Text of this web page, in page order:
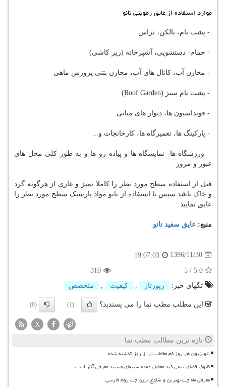
موارد استفاده از عایق رطوبتی نانو
- پشت بام، بالکن، تراس
- حمام- دستشویی، آشپزخانه (زیر کاشی)
- مخازن آب، کانال های آب، مخازن بتنی پرورش ماهی
- پشت بام سبز (Roof Garden)
- فونداسیون ها، دیوار های میانی
- پارکینگ ها، تعمیرگاه ها، کارخانجات و...
- ورزشگاه ها- نمایشگاه ها و پیاده رو ها و به طور کلی محل های
عبور و مرور
قبل از استفاده سطح مورد نظر را کاملا تمیز و عاری از هرگونه گرد
و خاک باشد سپس با استفاده از نانو مواد پارسیک سطح مورد نظر را
عایق نمایید.
منبع: عایق سفید نانو
1396/11/30
19:07:03
5.0
/
5
310
تگهای خبر:
رپورتاژ كیفیت متخصص
این مطلب مطب نما را می پسندید؟ (1)
(0)
X
تازه ترین مطالب مطب نما
تلویزیون هر روز کم مخاطب تر از روز گذشته شده
کابوک قضاوت نمی کند معضل عمده سینمای مستند معرفی آثار است
معرفی ماه چت بهترین و شلوغ ترین چت روم فارسی